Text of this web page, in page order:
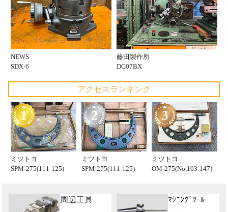
NEWS
SDX-6
藤田製作所
DG07BX
アクセスランキング
ミツトヨ
SPM-275(111-125)
ミツトヨ
SPM-275(111-125)
ミツトヨ
OM-275(No.103-147)
周辺工具 ﾏｼﾆﾝｸﾞﾂｰﾙ